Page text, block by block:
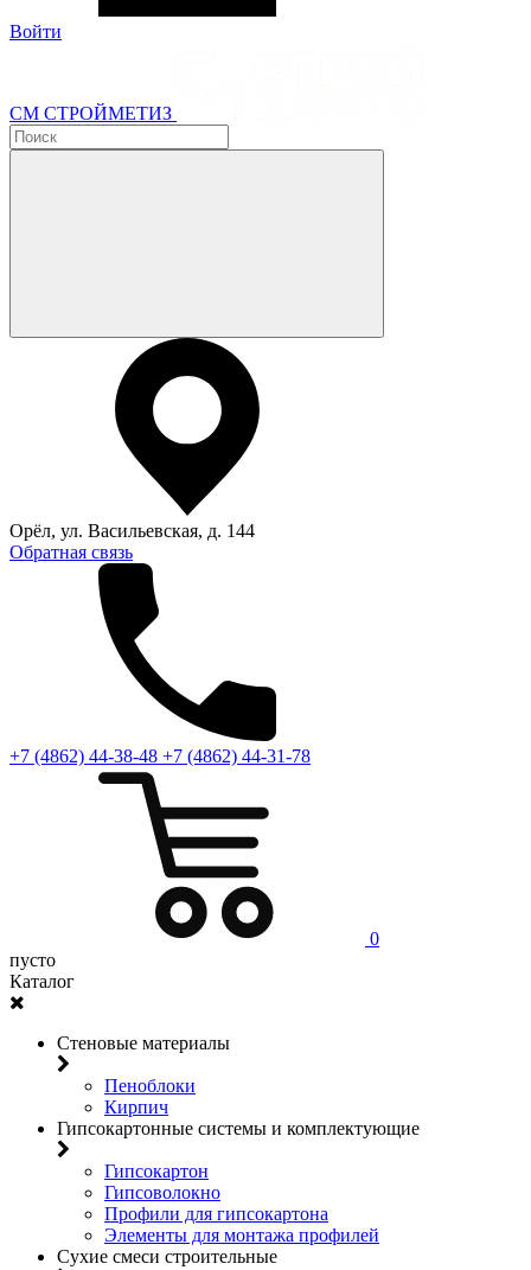
Войти
СМ СТРОЙМЕТИЗ
Орёл, ул. Васильевская, д. 144
Обратная связь
+7 (4862) 44-38-48 +7 (4862) 44-31-78
0
пусто
Каталог
Стеновые материалы
Пеноблоки
Кирпич
Гипсокартонные системы и комплектующие
Гипсокартон
Гипсоволокно
Профили для гипсокартона
Элементы для монтажа профилей
Сухие смеси строительные